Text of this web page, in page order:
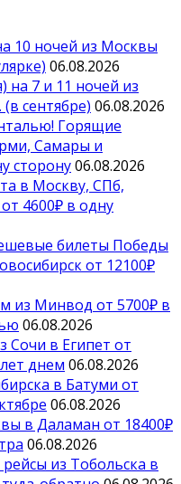
10 ночей из Москвы
06.08.2026
на 7 и 11 ночей из
сентябре) 06.08.2026
Горящие
Самары и
сторону06.08.2026
в Москву, СПб,
4600₽ в одну
билеты Победы
от 12100₽
из Минвод от 5700₽ в
06.08.2026
Сочи в Египет от
днем 06.08.2026
в Батуми от
06.08.2026
в Даламан от 18400₽
06.08.2026
из Тобольска в